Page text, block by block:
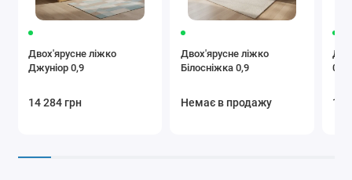
Двох'ярусне ліжко
Джуніор 0,9
14 284 грн
Двох'ярусне ліжко
Білосніжка 0,9
Немає в продажу
0,9
18